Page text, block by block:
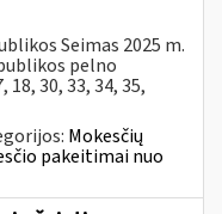
Seimas 2025 m.
pelno
30, 33, 34, 35,
Mokesčių
pakeitimai nuo